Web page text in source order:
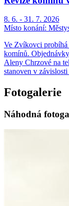
8. 6. - 31. 7. 2026
Místo konání:
Ve Zvíkovci probíhá
komínů.
Aleny Chrzové na
stanoven v
Fotogalerie
Náhodná